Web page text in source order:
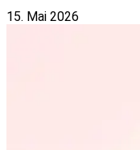
15. Mai 2026